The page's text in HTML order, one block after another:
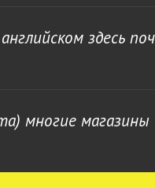
здесь
многие